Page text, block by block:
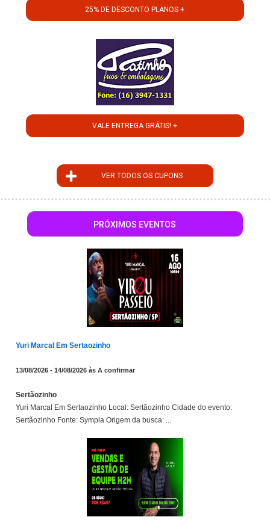
25% DE DESCONTO PLANOS +
VALE ENTREGA GRÁTIS! +
VER TODOS OS CUPONS
PRÓXIMOS EVENTOS
Yuri Marcal Em Sertaozinho
13/08/2026 - 14/08/2026 às A confirmar
Sertãozinho
Yuri Marcal Em Sertaozinho Local: Sertãozinho Cidade do evento:
Sertãozinho Fonte: Sympla Origem da busca: ...